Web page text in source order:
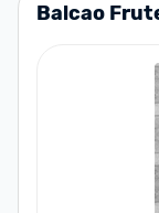
Balcao